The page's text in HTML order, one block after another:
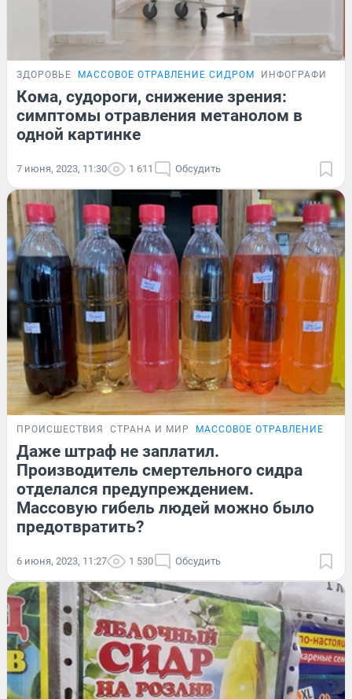
ЗДОРОВЬЕ МАССОВОЕ ОТРАВЛЕНИЕ СИДРОМ ИНФОГРАФИКА
Кома, судороги, снижение зрения:
симптомы отравления метанолом в
одной картинке
7 июня, 2023, 11:30 1 611 Обсудить
ПРОИСШЕСТВИЯ СТРАНА И МИР МАССОВОЕ ОТРАВЛЕНИЕ
Даже штраф не заплатил.
Производитель смертельного сидра
отделался предупреждением.
Массовую гибель людей можно было
предотвратить?
6 июня, 2023, 11:27 1 530 Обсудить